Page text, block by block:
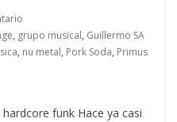
, grupo musical, Guillermo SA
, nu metal, Pork Soda, Primus
funk Hace ya casi